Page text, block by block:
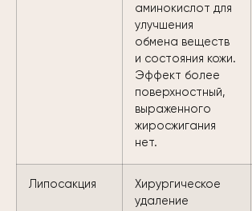
аминокислот для
улучшения
обмена веществ
и состояния кожи.
Эффект более
поверхностный,
выраженного
жиросжигания
нет.
Липосакция
Хирургическое
удаление